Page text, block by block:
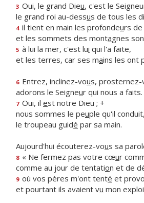
3 Oui, le grand Dieu, c'est le
le grand roi au-dessus de tous les
4 il tient en main les profondeurs
et les sommets des montagnes
5 à lui la mer, c'est lui qui l'a faite,
et les terres, car ses mains les ont
6 Entrez, inclinez-vous, prosternez-
adorons le Seigneur qui nous a faits.
7 Oui, il est notre Dieu ; +
nous sommes le peuple qu'il conduit,
le troupeau guidé par sa main.
Aujourd'hui écouterez-vous sa
8 « Ne fermez pas votre cœur
comme au jour de tentation et de
9 où vos pères m'ont tenté et
et pourtant ils avaient vu mon